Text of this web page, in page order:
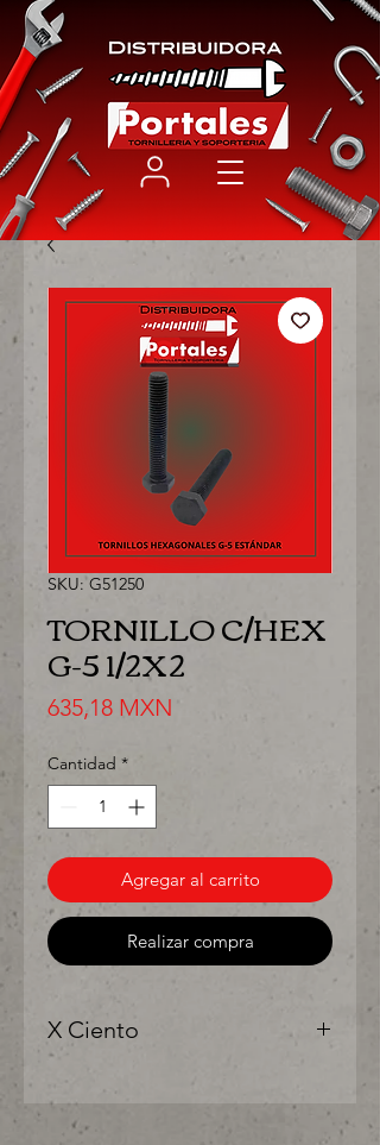
SKU: G51250
TORNILLO C/HEX
G-5 1/2X2
635,18 MXN
Cantidad *
Agregar al carrito
Realizar compra
X Ciento
solo los mejores precios para tu
tienda o proyecto" venta por ciento